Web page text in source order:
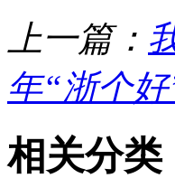
上一篇：
年“浙个
相关分类